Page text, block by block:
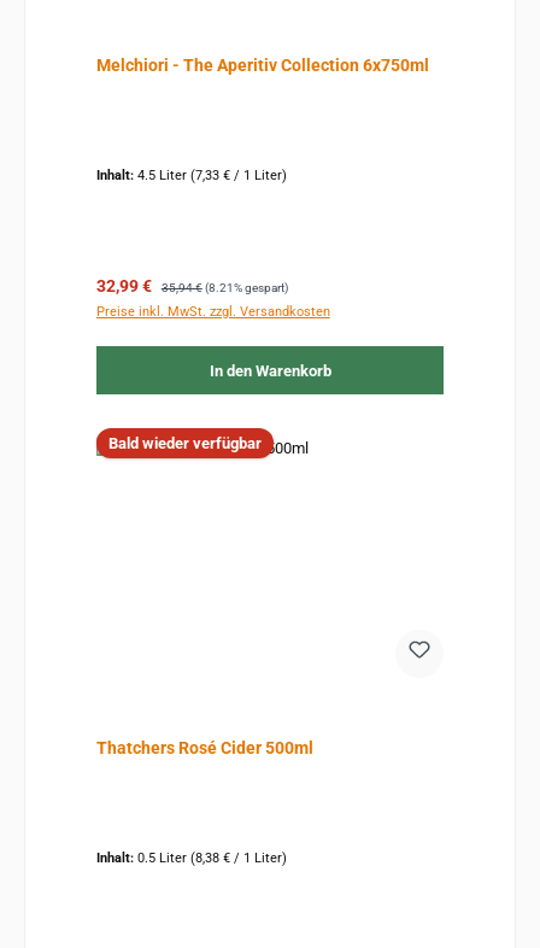
Melchiori - The Aperitiv Collection 6x750ml
Inhalt: 4.5 Liter (7,33 € / 1 Liter)
Verkaufspreis:
32,99 € Regulärer Preis:
35,94 € (8.21% gespart)
Preise inkl. MwSt. zzgl. Versandkosten
In den Warenkorb
Bald wieder verfügbar
Thatchers Rosé Cider 500ml
Inhalt: 0.5 Liter (8,38 € / 1 Liter)